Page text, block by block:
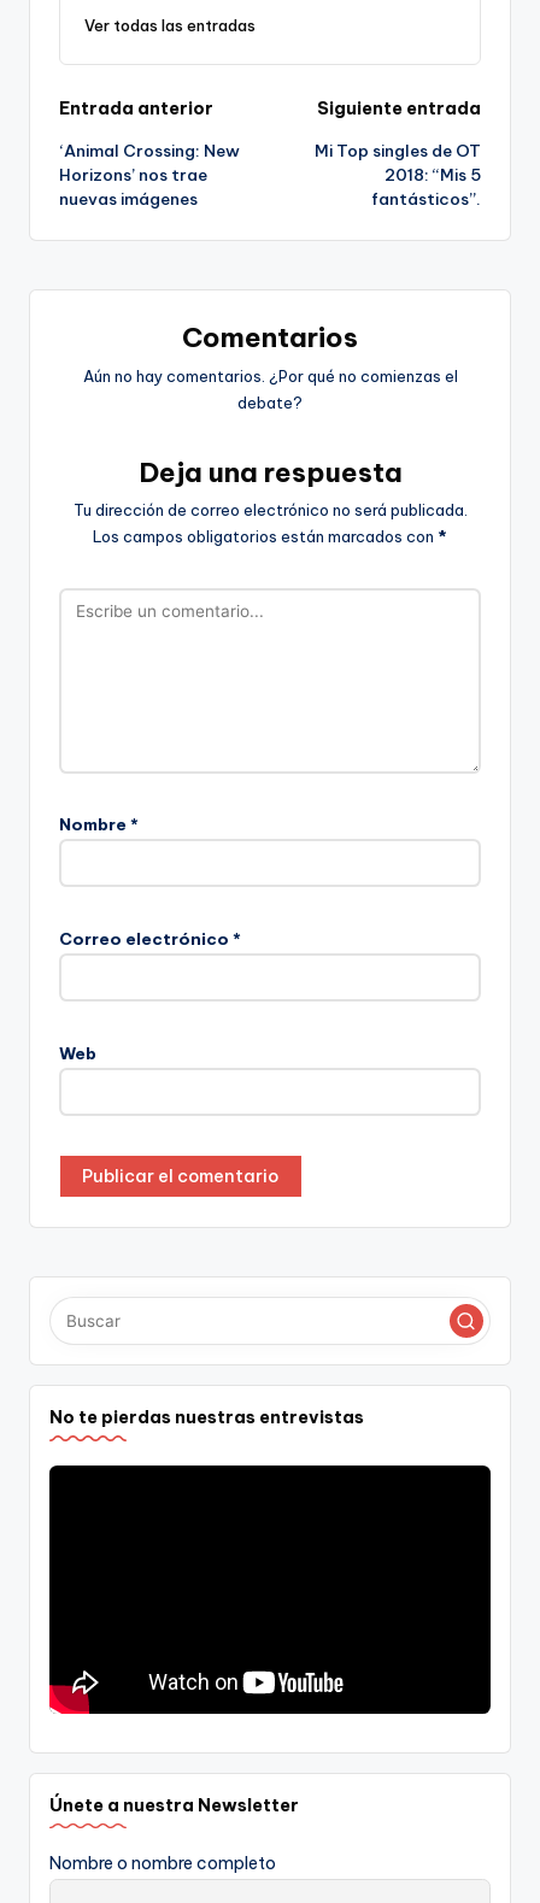
Ver todas las entradas
Navegación
de
entradas
Entrada anterior
‘Animal Crossing: New
Horizons’ nos trae
nuevas imágenes
Siguiente entrada
Mi Top singles de OT
2018: “Mis 5
fantásticos”.
Comentarios
Aún no hay comentarios. ¿Por qué no comienzas el
debate?
Deja una respuesta
Tu dirección de correo electrónico no será publicada.
Los campos obligatorios están marcados con *
Nombre *
Correo electrónico *
Web
No te pierdas nuestras entrevistas
Únete a nuestra Newsletter
Nombre o nombre completo